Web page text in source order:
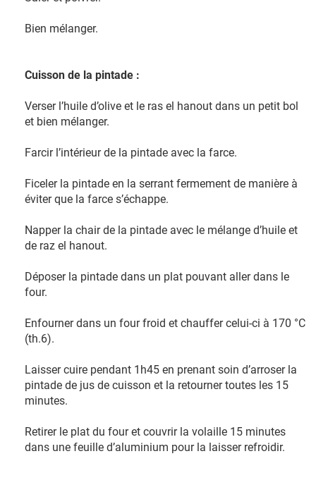
Bien mélanger.
Cuisson de la pintade :
Verser l’huile d’olive et le ras el hanout dans un petit bol
et bien mélanger.
Farcir l’intérieur de la pintade avec la farce.
Ficeler la pintade en la serrant fermement de manière à
éviter que la farce s’échappe.
Napper la chair de la pintade avec le mélange d’huile et
de raz el hanout.
Déposer la pintade dans un plat pouvant aller dans le
four.
Enfourner dans un four froid et chauffer celui-ci à 170 °C
(th.6).
Laisser cuire pendant 1h45 en prenant soin d’arroser la
pintade de jus de cuisson et la retourner toutes les 15
minutes.
Retirer le plat du four et couvrir la volaille 15 minutes
dans une feuille d’aluminium pour la laisser refroidir.